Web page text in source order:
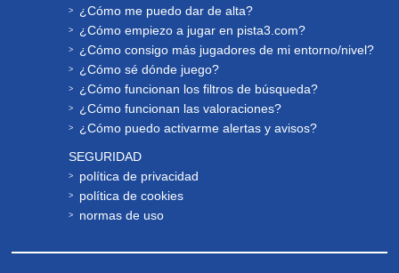
¿Cómo me puedo dar de alta?
¿Cómo empiezo a jugar en pista3.com?
¿Cómo consigo más jugadores de mi entorno/nivel?
¿Cómo sé dónde juego?
¿Cómo funcionan los filtros de búsqueda?
¿Cómo funcionan las valoraciones?
¿Cómo puedo activarme alertas y avisos?
SEGURIDAD
política de privacidad
política de cookies
normas de uso